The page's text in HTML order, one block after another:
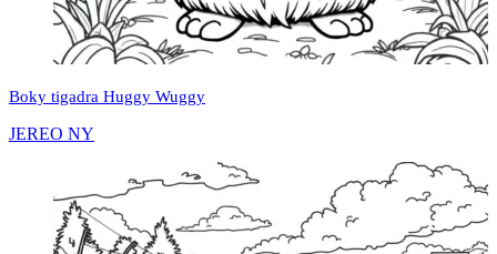
Boky tigadra Huggy Wuggy
JEREO NY